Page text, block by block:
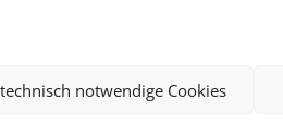
notwendige Cookies